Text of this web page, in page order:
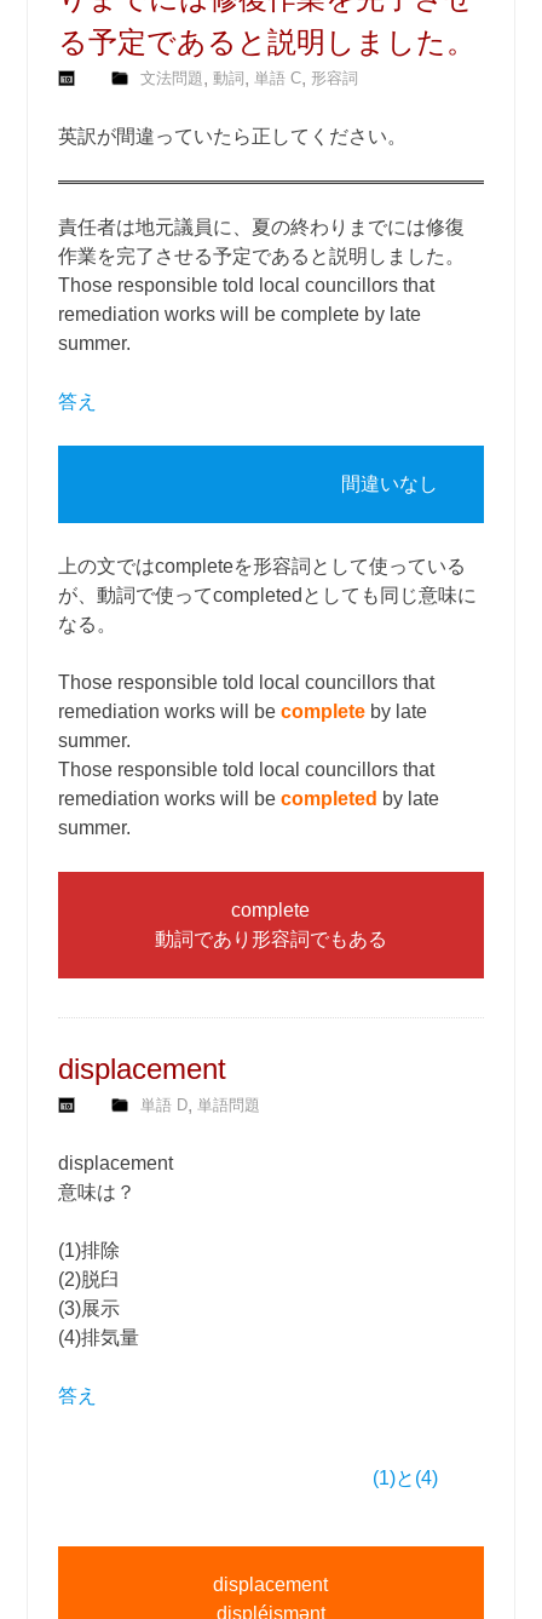
る予定であると説明しました。
文法問題,動詞 ,単語 C,形容詞
英訳が間違っていたら正してください。
責任者は地元議員に、夏の終わりまでには修復
作業を完了させる予定であると説明しました。
Those responsible told local councillors that
remediation works will be complete by late
summer.
答え
間違いなし
上の文ではcompleteを形容詞として使っている
が、動詞で使ってcompletedとしても同じ意味に
なる。
Those responsible told local councillors that
remediation works will becomplete by late
summer.
Those responsible told local councillors that
remediation works will becompleted by late
summer.
complete
動詞であり形容詞でもある
displacement
単語 D,単語問題
displacement
意味は？
(1)排除
(2)脱臼
(3)展示
(4)排気量
答え
(1)と(4)
displacement
displéismənt